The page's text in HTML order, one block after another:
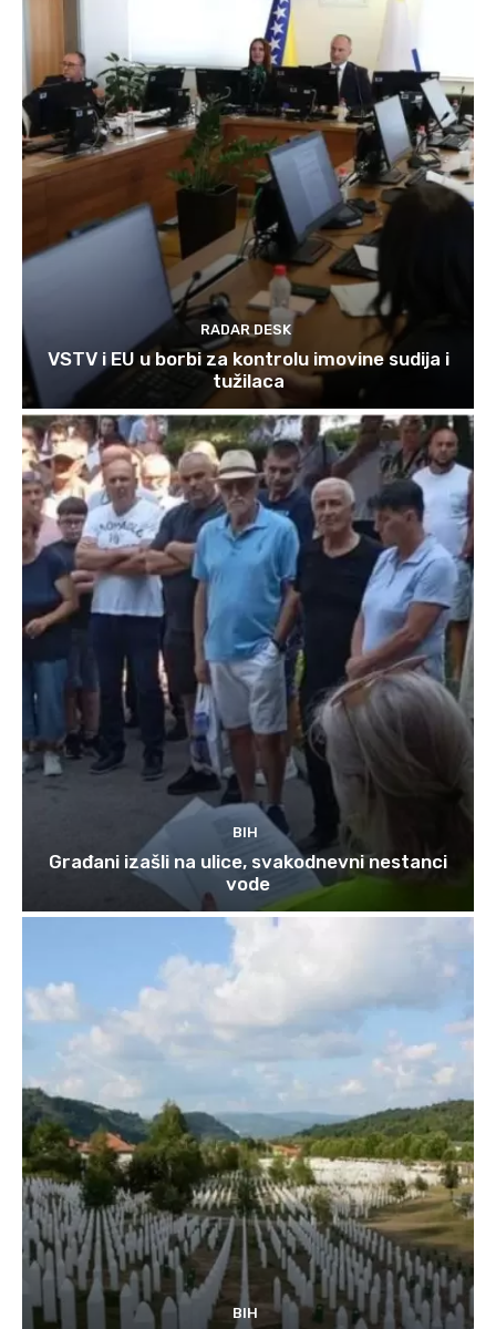
RADAR DESK
VSTV i EU u borbi za kontrolu imovine sudija i
tužilaca
BIH
Građani izašli na ulice, svakodnevni nestanci
vode
BIH